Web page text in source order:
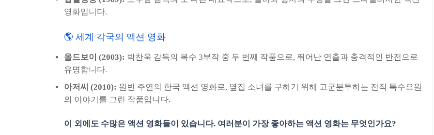
영화입니다.
🌎 세계 각국의 액션 영화
올드보이 (2003): 박찬욱 감독의 복수 3부작 중 두 번째 작품으로, 뛰어난 연출과 충격적인 반전으로
유명합니다.
아저씨 (2010): 원빈 주연의 한국 액션 영화로, 옆집 소녀를 구하기 위해 고군분투하는 전직 특수요원
의 이야기를 그린 작품입니다.
이 외에도 수많은 액션 영화들이 있습니다. 여러분이 가장 좋아하는 액션 영화는 무엇인가요?